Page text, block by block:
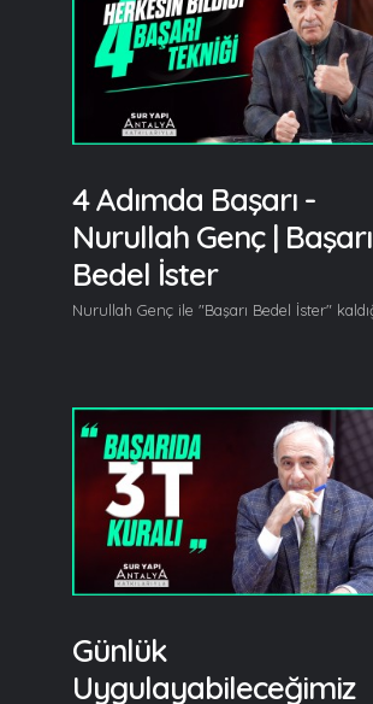
4 Adımda Başarı -
Nurullah Genç | Başarı
Bedel İster
Günlük
Uygulayabileceğimiz